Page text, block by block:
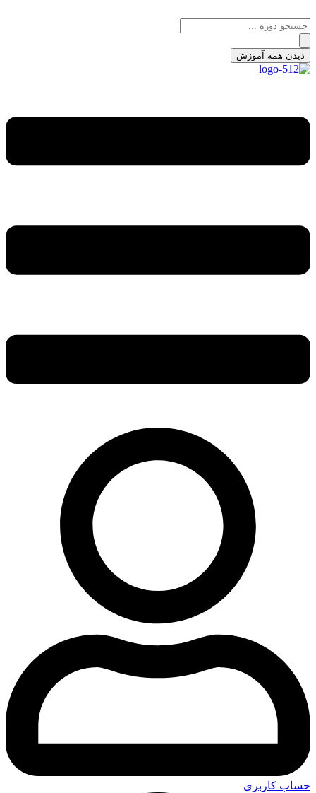
به
محتوا
جستجو
...
دیدن همه آموزش
حساب کاربری